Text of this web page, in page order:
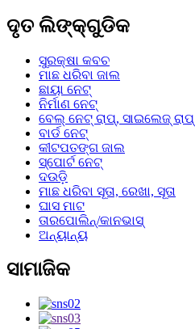
ଦୃତ ଲିଙ୍କ୍ଗୁଡିକ
ସୁରକ୍ଷା କବଚ
ମାଛ ଧରିବା ଜାଲ
ଛାୟା ନେଟ୍
ନିର୍ମାଣ ନେଟ୍
ବେଲ୍ ନେଟ୍ ରାପ୍, ସାଇଲେଜ୍ ରାପ୍
ବାର୍ଡ ନେଟ୍
କୀଟପତଙ୍ଗ ଜାଲ
ସ୍ପୋର୍ଟ ନେଟ୍
ଦଉଡ଼ି
ମାଛ ଧରିବା ସୂତା, ରେଖା, ସୂତା
ଘାସ ମାଟ
ତାରପୋଲିନ୍/କାନଭାସ୍
ଅନ୍ୟାନ୍ୟ
ସାମାଜିକ